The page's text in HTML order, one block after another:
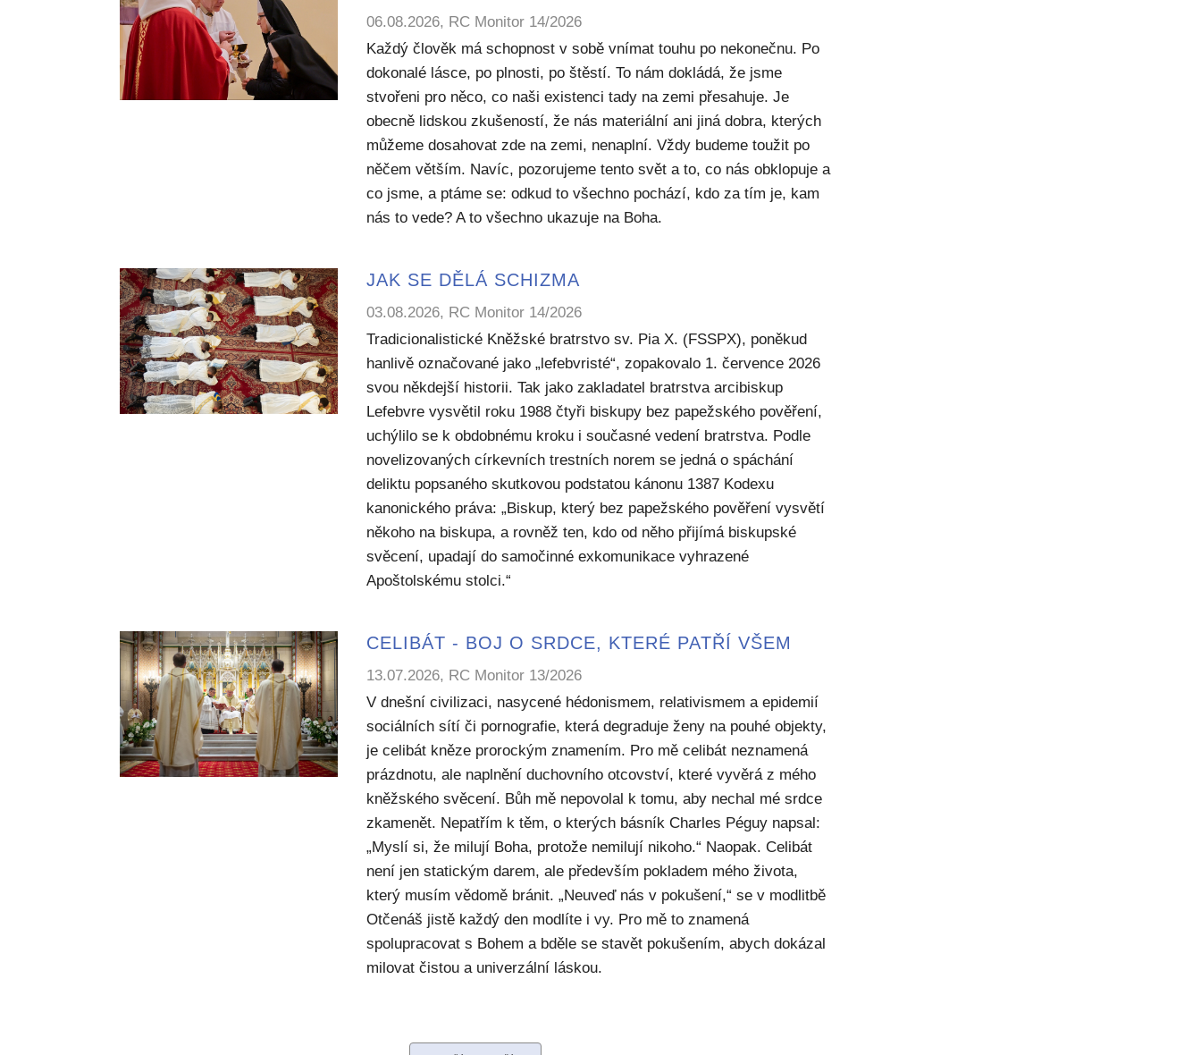
06.08.2026, RC Monitor 14/2026
Každý člověk má schopnost v sobě vnímat touhu po nekonečnu. Po
dokonalé lásce, po plnosti, po štěstí. To nám dokládá, že jsme
stvořeni pro něco, co naši existenci tady na zemi přesahuje. Je
obecně lidskou zkušeností, že nás materiální ani jiná dobra, kterých
můžeme dosahovat zde na zemi, nenaplní. Vždy budeme toužit po
něčem větším. Navíc, pozorujeme tento svět a to, co nás obklopuje a
co jsme, a ptáme se: odkud to všechno pochází, kdo za tím je, kam
nás to vede? A to všechno ukazuje na Boha.
JAK SE DĚLÁ SCHIZMA
03.08.2026, RC Monitor 14/2026
Tradicionalistické Kněžské bratrstvo sv. Pia X. (FSSPX), poněkud
hanlivě označované jako „lefebvristé“, zopakovalo 1. července 2026
svou někdejší historii. Tak jako zakladatel bratrstva arcibiskup
Lefebvre vysvětil roku 1988 čtyři biskupy bez papežského pověření,
uchýlilo se k obdobnému kroku i současné vedení bratrstva. Podle
novelizovaných církevních trestních norem se jedná o spáchání
deliktu popsaného skutkovou podstatou kánonu 1387 Kodexu
kanonického práva: „Biskup, který bez papežského pověření vysvětí
někoho na biskupa, a rovněž ten, kdo od něho přijímá biskupské
svěcení, upadají do samočinné exkomunikace vyhrazené
Apoštolskému stolci.“
CELIBÁT - BOJ O SRDCE, KTERÉ PATŘÍ VŠEM
13.07.2026, RC Monitor 13/2026
V dnešní civilizaci, nasycené hédonismem, relativismem a epidemií
sociálních sítí či pornografie, která degraduje ženy na pouhé objekty,
je celibát kněze prorockým znamením. Pro mě celibát neznamená
prázdnotu, ale naplnění duchovního otcovství, které vyvěrá z mého
kněžského svěcení. Bůh mě nepovolal k tomu, aby nechal mé srdce
zkamenět. Nepatřím k těm, o kterých básník Charles Péguy napsal:
„Myslí si, že milují Boha, protože nemilují nikoho.“ Naopak. Celibát
není jen statickým darem, ale především pokladem mého života,
který musím vědomě bránit. „Neuveď nás v pokušení,“ se v modlitbě
Otčenáš jistě každý den modlíte i vy. Pro mě to znamená
spolupracovat s Bohem a bděle se stavět pokušením, abych dokázal
milovat čistou a univerzální láskou.